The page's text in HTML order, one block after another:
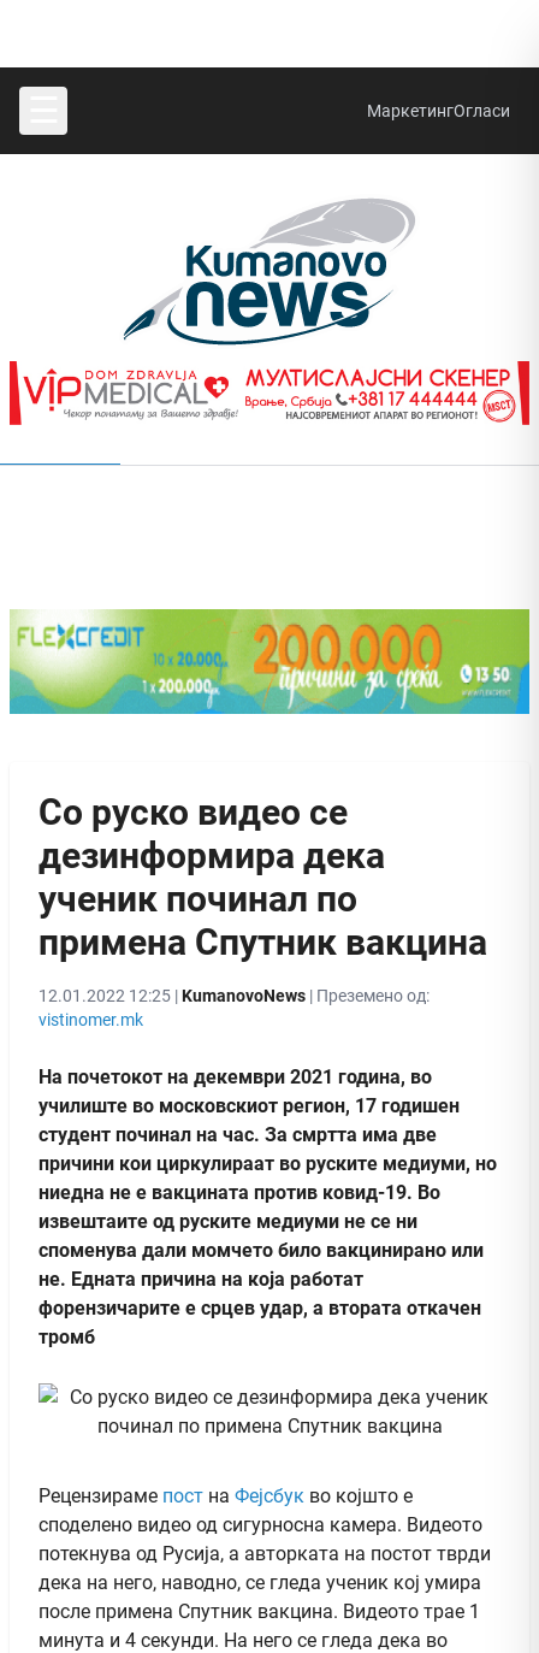
МаркетингОгласи
Со руско видео се
дезинформира дека
ученик починал по
примена Спутник вакцина
12.01.2022 12:25 |KumanovoNews | Преземено од:
vistinomer.mk
На почетокот на декември 2021 година, во
училиште во московскиот регион, 17 годишен
студент починал на час. За смртта има две
причини кои циркулираат во руските медиуми, но
ниедна не е вакцината против ковид-19. Во
извештаите од руските медиуми не се ни
споменува дали момчето било вакцинирано или
не. Едната причина на која работат
форензичарите е срцев удар, а втората откачен
тромб
Рецензираме пост на Фејсбук во којшто е
споделено видео од сигурносна камера. Видеото
потекнува од Русија, а авторката на постот тврди
дека на него, наводно, се гледа ученик кој умира
после примена Спутник вакцина. Видеото трае 1
минута и 4 секунди. На него се гледа дека во